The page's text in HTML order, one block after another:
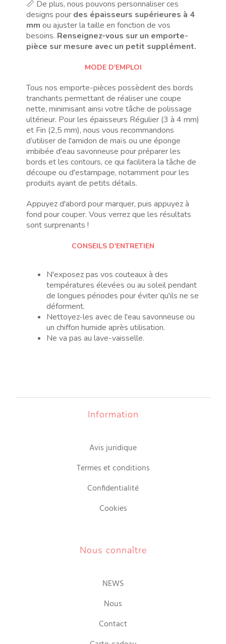
📏 De plus, nous pouvons personnaliser ces
designs pour des épaisseurs supérieures à 4
mm ou ajuster la taille en fonction de vos
besoins. Renseignez-vous sur un emporte-
pièce sur mesure avec un petit supplément.
MODE D'EMPLOI
Tous nos emporte-pièces possèdent des bords
tranchants permettant de réaliser une coupe
nette, minimisant ainsi votre tâche de polissage
ultérieur. Pour les épaisseurs Régulier (3 à 4 mm)
et Fin (2,5 mm), nous vous recommandons
d’utiliser de l'amidon de maïs ou une éponge
imbibée d'eau savonneuse pour préparer les
bords et les contours, ce qui facilitera la tâche de
découpe ou d'estampage, notamment pour les
produits ayant de petits détails.
Appuyez d'abord pour marquer, puis appuyez à
fond pour couper. Vous verrez que les résultats
sont surprenants !
CONSEILS D'ENTRETIEN
N'exposez pas vos couteaux à des
températures élevées ou au soleil pendant
de longues périodes pour éviter qu'ils ne se
déforment.
Nettoyez-les avec de l'eau savonneuse ou
un chiffon humide après utilisation.
Ne va pas au lave-vaisselle.
Information
Avis juridique
Termes et conditions
Confidentialité
Cookies
Nous connaître
NEWS
Nous
Contact